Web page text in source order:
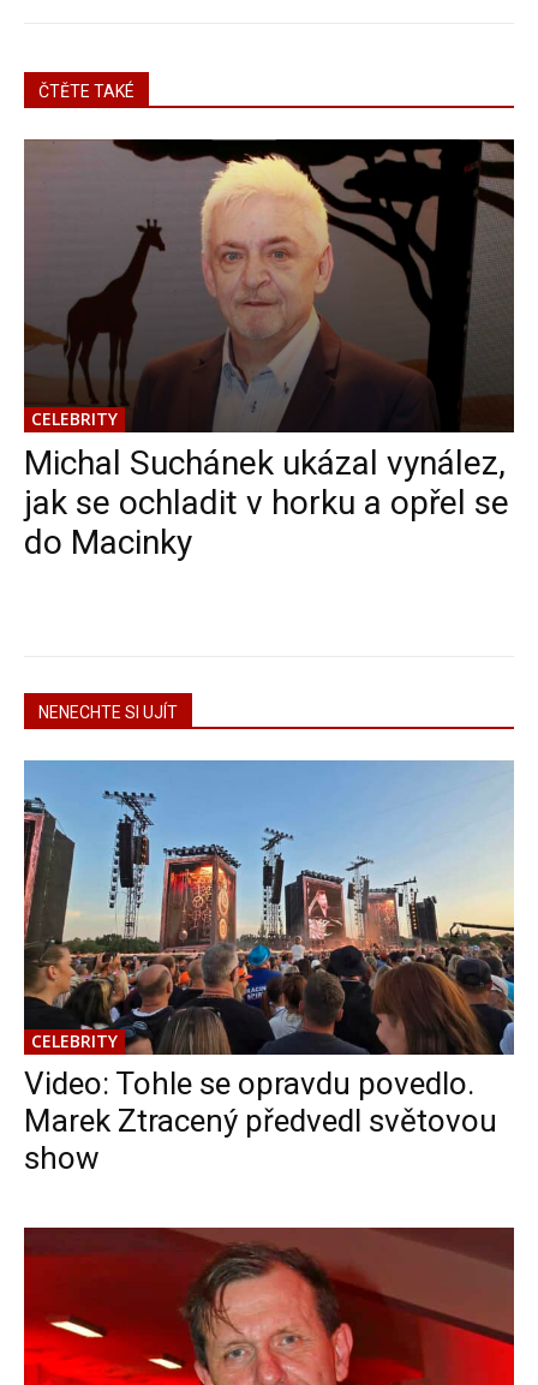
ČTĚTE TAKÉ
CELEBRITY
Michal Suchánek ukázal vynález,
jak se ochladit v horku a opřel se
do Macinky
NENECHTE SI UJÍT
CELEBRITY
Video: Tohle se opravdu povedlo.
Marek Ztracený předvedl světovou
show